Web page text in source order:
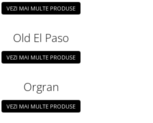
VEZI MAI MULTE PRODUSE
Old El Paso
VEZI MAI MULTE PRODUSE
Orgran
VEZI MAI MULTE PRODUSE